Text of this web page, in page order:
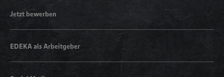
Jetzt bewerben
EDEKA als Arbeitgeber